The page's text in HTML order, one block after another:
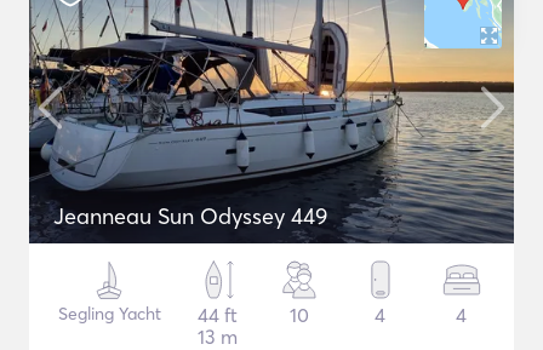
Jeanneau Sun Odyssey 449
Segling Yacht
44 ft
13 m
10 4 4